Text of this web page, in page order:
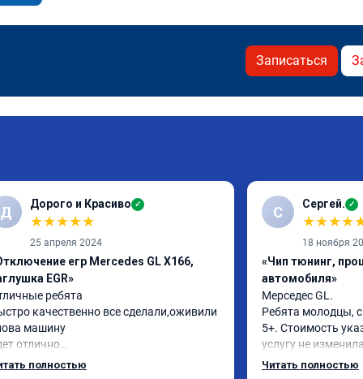
Записаться
Д Дорого и Красиво ✓
★★★★★
25 апреля 2024
егр Mercedes GL X166,
EGR»
ребята
качественно все сделали,оживили
машину
отлично
большое ребятам
полностью
С Сергей. ✓
★★★★
18 ноября
«Чип тюнинг,
автомобиля»
Мерседес GL.
Ребята молодцы,
5+. Стоимость
услугу не
ощутим сразу
Читать полностью